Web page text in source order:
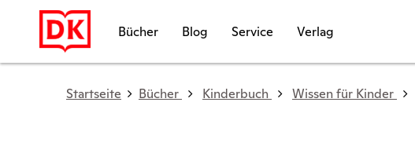
Bücher Blog Service Verlag
Startseite Bücher Kinderbuch Wissen für Kinder